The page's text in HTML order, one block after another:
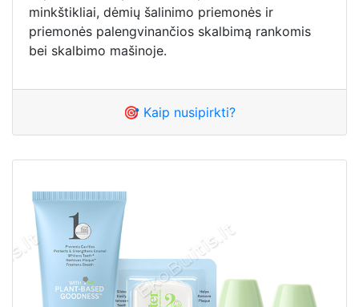
minkštikliai, dėmių šalinimo priemonės ir
priemonės palengvinančios skalbimą rankomis
bei skalbimo mašinoje.
🎯 Kaip nusipirkti?